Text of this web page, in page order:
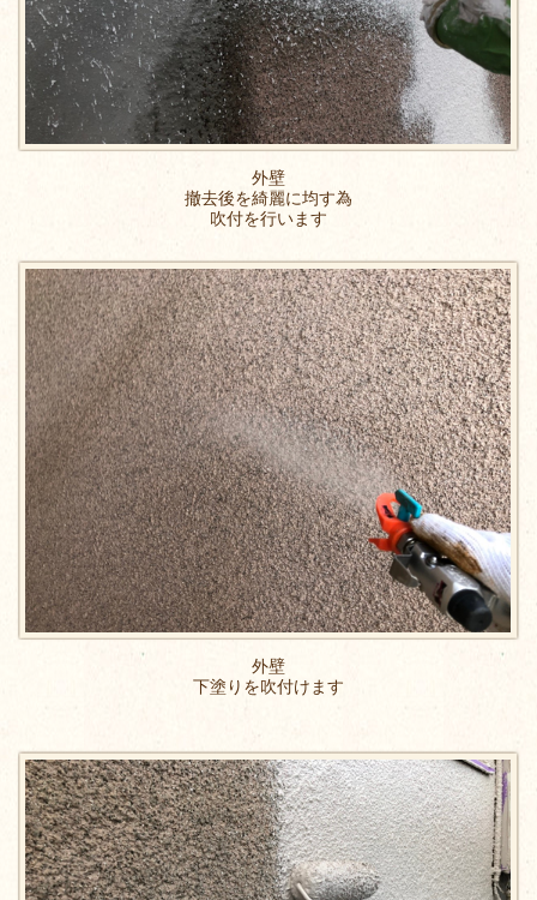
外壁
撤去後を綺麗に均す為
吹付を行います
外壁
下塗りを吹付けます